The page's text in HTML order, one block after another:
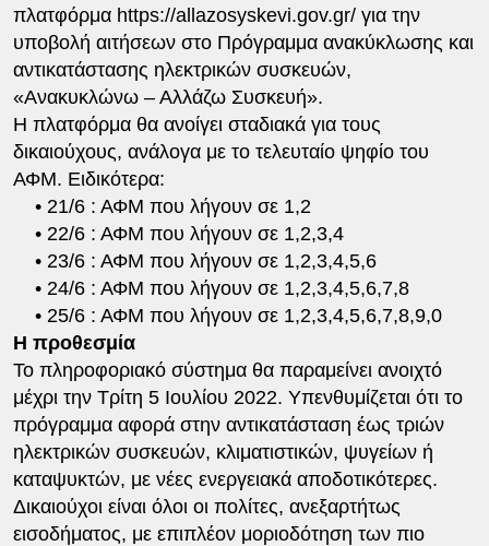
πλατφόρμα https://allazosyskevi.gov.gr/ για την
υποβολή αιτήσεων στο Πρόγραμμα ανακύκλωσης και
αντικατάστασης ηλεκτρικών συσκευών,
«Ανακυκλώνω – Αλλάζω Συσκευή».
Η πλατφόρμα θα ανοίγει σταδιακά για τους
δικαιούχους, ανάλογα με το τελευταίο ψηφίο του
ΑΦΜ. Ειδικότερα:
• 21/6 : ΑΦΜ που λήγουν σε 1,2
• 22/6 : ΑΦΜ που λήγουν σε 1,2,3,4
• 23/6 : ΑΦΜ που λήγουν σε 1,2,3,4,5,6
• 24/6 : ΑΦΜ που λήγουν σε 1,2,3,4,5,6,7,8
• 25/6 : ΑΦΜ που λήγουν σε 1,2,3,4,5,6,7,8,9,0
Η προθεσμία
Το πληροφοριακό σύστημα θα παραμείνει ανοιχτό
μέχρι την Τρίτη 5 Ιουλίου 2022. Υπενθυμίζεται ότι το
πρόγραμμα αφορά στην αντικατάσταση έως τριών
ηλεκτρικών συσκευών, κλιματιστικών, ψυγείων ή
καταψυκτών, με νέες ενεργειακά αποδοτικότερες.
Δικαιούχοι είναι όλοι οι πολίτες, ανεξαρτήτως
εισοδήματος, με επιπλέον μοριοδότηση των πιο